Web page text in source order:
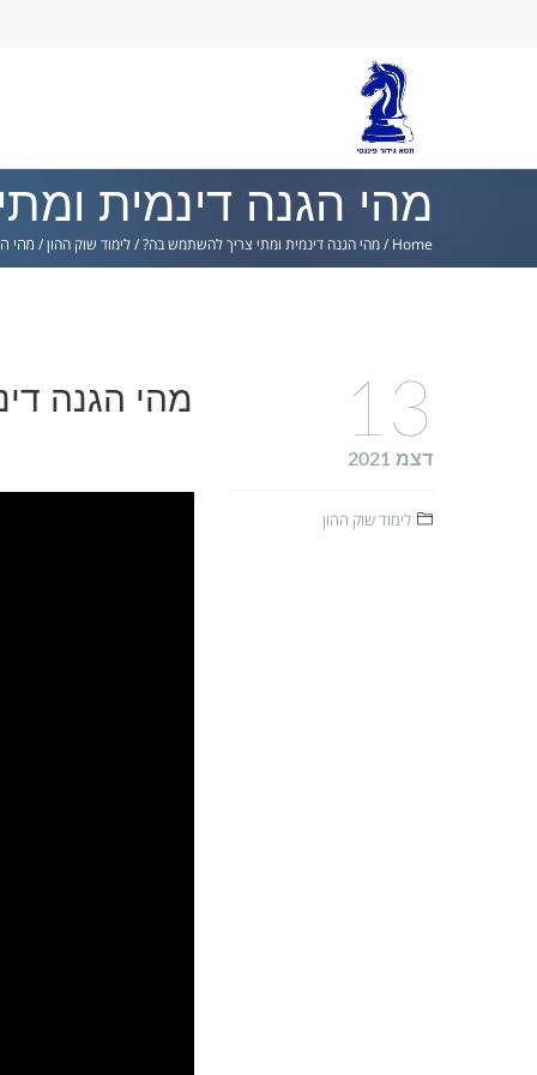
מהי הגנה דינמית
Home
/מהי הגנה דינמית ומתי צריך להשתמש בה?/לימוד שוק ההון/ מהי
מהי הגנה 13
דצמ 2021
לימוד שוק ההון